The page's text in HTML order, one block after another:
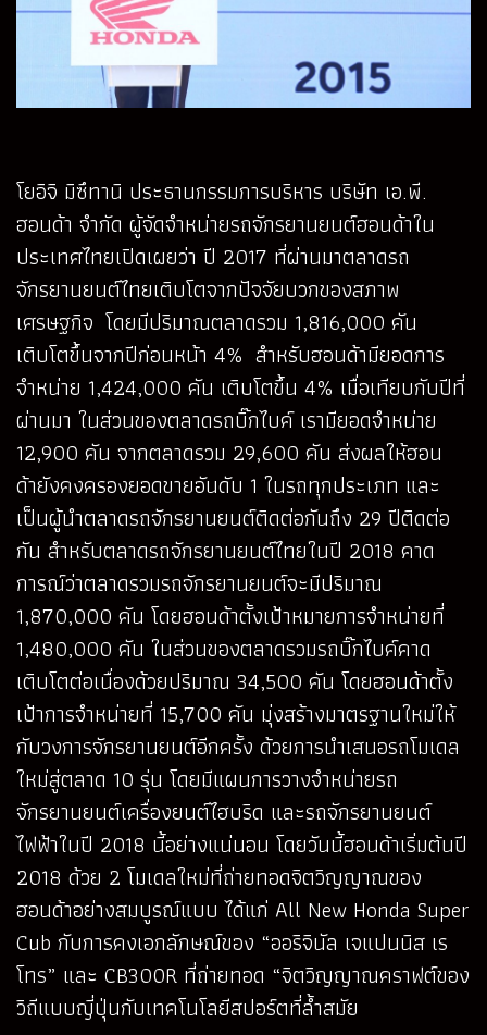
โยอิจิ มิซึทานิ ประธานกรรมการบริหาร บริษัท เอ.พี.
ฮอนด้า จำกัด ผู้จัดจำหน่ายรถจักรยานยนต์ฮอนด้าใน
ประเทศไทยเปิดเผยว่า ปี 2017 ที่ผ่านมาตลาดรถ
จักรยานยนต์ไทยเติบโตจากปัจจัยบวกของสภาพ
เศรษฐกิจ โดยมีปริมาณตลาดรวม 1,816,000 คัน
เติบโตขึ้นจากปีก่อนหน้า 4% สำหรับฮอนด้ามียอดการ
จำหน่าย 1,424,000 คัน เติบโตขึ้น 4% เมื่อเทียบกับปีที่
ผ่านมา ในส่วนของตลาดรถบิ๊กไบค์ เรามียอดจำหน่าย
12,900 คัน จากตลาดรวม 29,600 คัน ส่งผลให้ฮอน
ด้ายังคงครองยอดขายอันดับ 1 ในรถทุกประเภท และ
เป็นผู้นำตลาดรถจักรยานยนต์ติดต่อกันถึง 29 ปีติดต่อ
กัน สำหรับตลาดรถจักรยานยนต์ไทยในปี 2018 คาด
การณ์ว่าตลาดรวมรถจักรยานยนต์จะมีปริมาณ
1,870,000 คัน โดยฮอนด้าตั้งเป้าหมายการจำหน่ายที่
1,480,000 คัน ในส่วนของตลาดรวมรถบิ๊กไบค์คาด
เติบโตต่อเนื่องด้วยปริมาณ 34,500 คัน โดยฮอนด้าตั้ง
เป้าการจำหน่ายที่ 15,700 คัน มุ่งสร้างมาตรฐานใหม่ให้
กับวงการจักรยานยนต์อีกครั้ง ด้วยการนำเสนอรถโมเดล
ใหม่สู่ตลาด 10 รุ่น โดยมีแผนการวางจำหน่ายรถ
จักรยานยนต์เครื่องยนต์ไฮบริด และรถจักรยานยนต์
ไฟฟ้าในปี 2018 นี้อย่างแน่นอน โดยวันนี้ฮอนด้าเริ่มต้นปี
2018 ด้วย 2 โมเดลใหม่ที่ถ่ายทอดจิตวิญญาณของ
ฮอนด้าอย่างสมบูรณ์แบบ ได้แก่ All New Honda Super
Cub กับการคงเอกลักษณ์ของ “ออริจินัล เจแปนนิส เร
โทร” และ CB300R ที่ถ่ายทอด “จิตวิญญาณคราฟต์ของ
วิถีแบบญี่ปุ่นกับเทคโนโลยีสปอร์ตที่ล้ำสมัย